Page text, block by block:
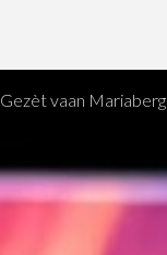
Gezèt vaan Mariaberg